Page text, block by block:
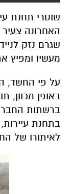
על פי החשד,
באופן מכוון,
ברשתות
לאיתורו של